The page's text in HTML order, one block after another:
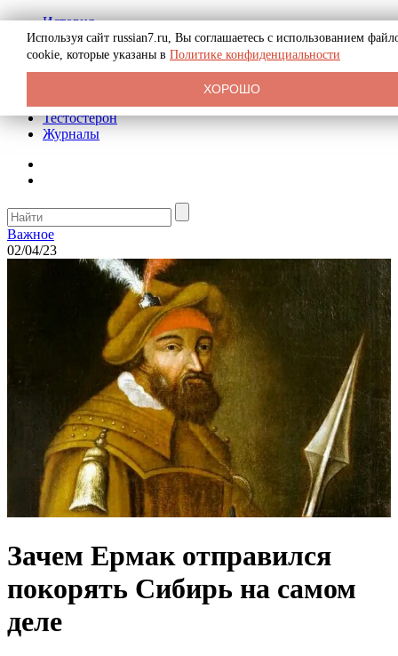
История
Биография
Криминал
Реклама на сайте
Тестостерон
Журналы
Важное
02/04/23
Зачем Ермак отправился
покорять Сибирь на самом
деле
Используя сайт russian7.ru, Вы соглашаетесь с использованием
cookie, которые указаны в Политике конфиденциальности
ХОРОШО